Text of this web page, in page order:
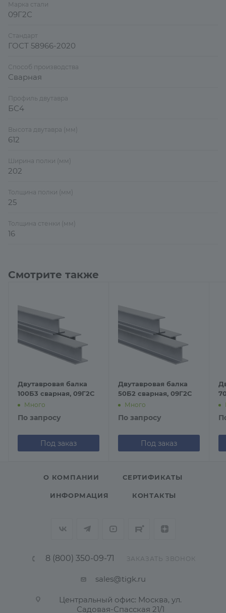
Марка стали
09Г2С
Стандарт
ГОСТ 58966-2020
Способ производства
Сварная
Профиль двутавра
БС4
Высота двутавра (мм)
612
Ширина полки (мм)
202
Толщина полки (мм)
25
Толщина стенки (мм)
16
Смотрите также
Двутавровая балка
100Б3 сварная, 09Г2С
Много
По запросу
Под заказ
Двутавровая балка
50Б2 сварная, 09Г2С
Много
По запросу
Под заказ
О КОМПАНИИ СЕРТИФИКАТЫ
ИНФОРМАЦИЯ КОНТАКТЫ
8 (800) 350-09-71 ЗАКАЗАТЬ ЗВОНОК
sales@tigk.ru
Центральный офис: Москва, ул.
Садовая-Спасская 21/1